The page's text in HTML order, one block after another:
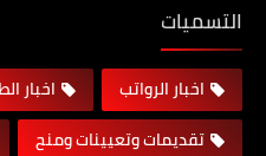
التسميات
اخبار الرواتب اخبار
تقديمات وتعيينات ومنح